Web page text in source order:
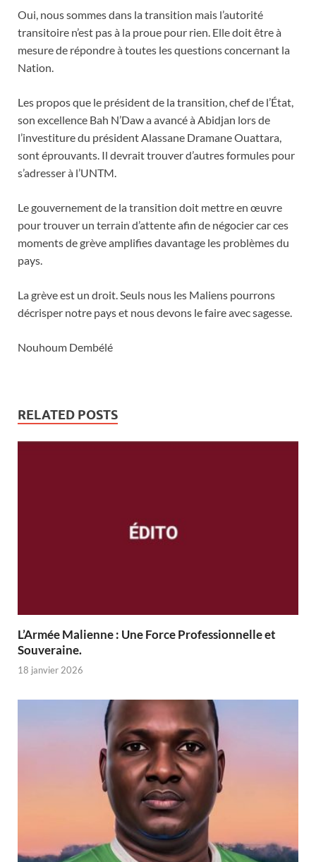
Oui, nous sommes dans la transition mais l’autorité
transitoire n’est pas à la proue pour rien. Elle doit être à
mesure de répondre à toutes les questions concernant la
Nation.
Les propos que le président de la transition, chef de l’État,
son excellence Bah N’Daw a avancé à Abidjan lors de
l’investiture du président Alassane Dramane Ouattara,
sont éprouvants. Il devrait trouver d’autres formules pour
s’adresser à l’UNTM.
Le gouvernement de la transition doit mettre en œuvre
pour trouver un terrain d’attente afin de négocier car ces
moments de grève amplifies davantage les problèmes du
pays.
La grève est un droit. Seuls nous les Maliens pourrons
décrisper notre pays et nous devons le faire avec sagesse.
Nouhoum Dembélé
RELATED POSTS
L’Armée Malienne : Une Force Professionnelle et
Souveraine.
18 janvier 2026